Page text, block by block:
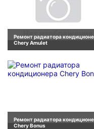
Ремонт радиатора
Chery Amulet
Ремонт радиатора
Chery Bonus